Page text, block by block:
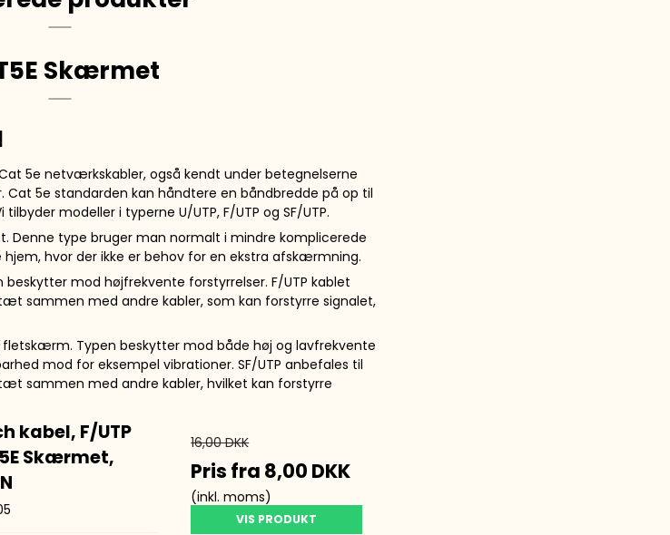
Skærmet
5e netværkskabler, også kendt under betegnelserne
Cat 5e standarden kan håndtere en båndbredde på op til
tilbyder modeller i typerne U/UTP, F/UTP og SF/UTP.
Denne type bruger man normalt i mindre komplicerede
hvor der ikke er behov for en ekstra afskærmning.
mod højfrekvente forstyrrelser. F/UTP kablet
sammen med andre kabler, som kan forstyrre signalet,
Typen beskytter mod både høj og lavfrekvente
mod for eksempel vibrationer. SF/UTP anbefales til
sammen med andre kabler, hvilket kan forstyrre
kabel, F/UTP
Skærmet,
16,00 DKK
Pris fra 8,00 DKK
(inkl. moms)
VIS PRODUKT